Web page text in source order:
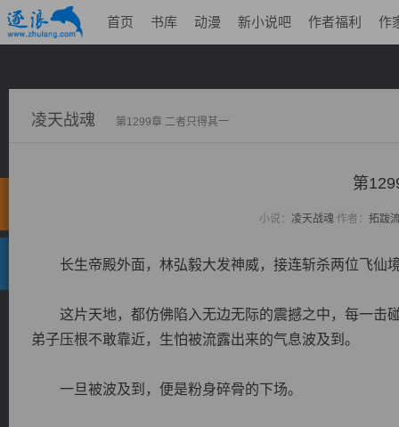
首页 书库 动漫 新小说吧 作者福利 作
凌天战魂 第1299章 二者只得其一
第
小说： 凌天战魂作者： 拓跋
长生帝殿外面，林弘毅大发神威，接连斩杀两位飞仙
这片天地，都仿佛陷入无边无际的震撼之中，每一击
弟子压根不敢靠近，生怕被流露出来的气息波及到。
一旦被波及到，便是粉身碎骨的下场。